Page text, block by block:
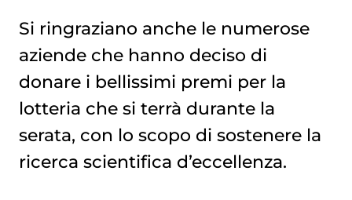
Si ringraziano anche le numerose
aziende che hanno deciso di
donare i bellissimi premi per la
lotteria che si terrà durante la
serata, con lo scopo di sostenere la
ricerca scientifica d’eccellenza.